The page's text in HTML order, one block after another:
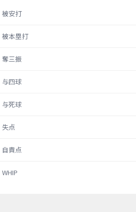
被安打
被本塁打
奪三振
与四球
与死球
失点
自責点
WHIP